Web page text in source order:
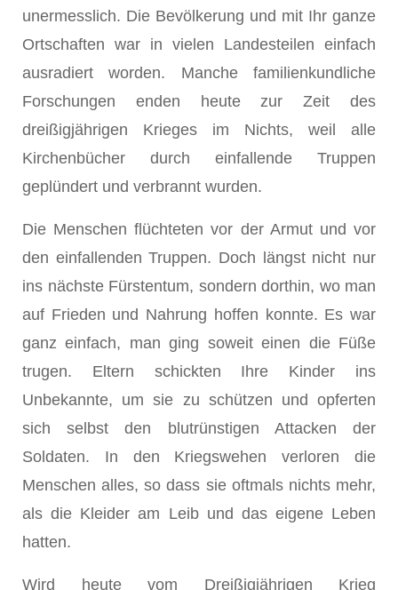
unermesslich. Die Bevölkerung und mit Ihr ganze
Ortschaften war in vielen Landesteilen einfach
ausradiert worden. Manche familienkundliche
Forschungen enden heute zur Zeit des
dreißigjährigen Krieges im Nichts, weil alle
Kirchenbücher durch einfallende Truppen
geplündert und verbrannt wurden.
Die Menschen flüchteten vor der Armut und vor
den einfallenden Truppen. Doch längst nicht nur
ins nächste Fürstentum, sondern dorthin, wo man
auf Frieden und Nahrung hoffen konnte. Es war
ganz einfach, man ging soweit einen die Füße
trugen. Eltern schickten Ihre Kinder ins
Unbekannte, um sie zu schützen und opferten
sich selbst den blutrünstigen Attacken der
Soldaten. In den Kriegswehen verloren die
Menschen alles, so dass sie oftmals nichts mehr,
als die Kleider am Leib und das eigene Leben
hatten.
Wird heute vom Dreißigjährigen Krieg